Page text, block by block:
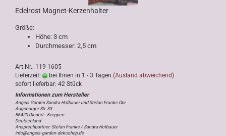
Edelrost Magnet-Kerzenhalter
Größe:
Höhe: 3 cm
Durchmesser: 2,5 cm
Art.Nr.: 119-1605
Lieferzeit:
bei Ihnen in 1 - 3 Tagen (Ausland abweichend)
sofort lieferbar: 42 Stück
Angels Garden Sandra Hofbauer und Stefan Franke Gbr
Augsburger Str. 33
86420 Diedorf - Kreppen
Deutschland
Ansprechpartner: Stefan Franke / Sandra Hofbauer
info@angels-garden-dekoshop.de